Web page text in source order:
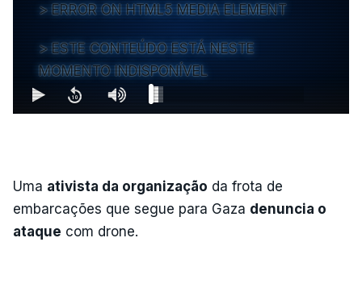
ERROR ON HTML5 MEDIA ELEMENT
ESTE CONTEÚDO ESTÁ NESTE
MOMENTO INDISPONÍVEL
Uma ativista da organização da frota de
embarcações que segue para Gaza denuncia o
ataque com drone.